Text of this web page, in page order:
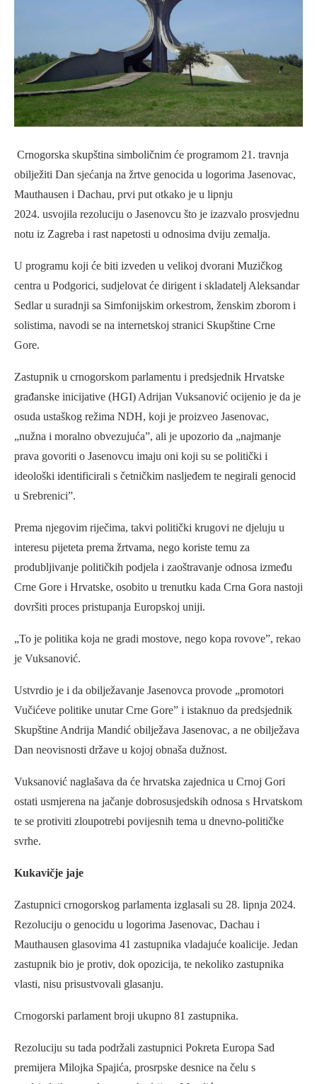
Crnogorska skupština simboličnim će programom 21. travnja
obilježiti Dan sjećanja na žrtve genocida u logorima Jasenovac,
Mauthausen i Dachau, prvi put otkako je u lipnju
2024. usvojila rezoluciju o Jasenovcu što je izazvalo prosvjednu
notu iz Zagreba i rast napetosti u odnosima dviju zemalja.
U programu koji će biti izveden u velikoj dvorani Muzičkog
centra u Podgorici, sudjelovat će dirigent i skladatelj Aleksandar
Sedlar u suradnji sa Simfonijskim orkestrom, ženskim zborom i
solistima, navodi se na internetskoj stranici Skupštine Crne
Gore.
Zastupnik u crnogorskom parlamentu i predsjednik Hrvatske
građanske inicijative (HGI) Adrijan Vuksanović ocijenio je da je
osuda ustaškog režima NDH, koji je proizveo Jasenovac,
„nužna i moralno obvezujuća”, ali je upozorio da „najmanje
prava govoriti o Jasenovcu imaju oni koji su se politički i
ideološki identificirali s četničkim nasljeđem te negirali genocid
u Srebrenici”.
Prema njegovim riječima, takvi politički krugovi ne djeluju u
interesu pijeteta prema žrtvama, nego koriste temu za
produbljivanje političkih podjela i zaoštravanje odnosa između
Crne Gore i Hrvatske, osobito u trenutku kada Crna Gora nastoji
dovršiti proces pristupanja Europskoj uniji.
„To je politika koja ne gradi mostove, nego kopa rovove”, rekao
je Vuksanović.
Ustvrdio je i da obilježavanje Jasenovca provode „promotori
Vučićeve politike unutar Crne Gore” i istaknuo da predsjednik
Skupštine Andrija Mandić obilježava Jasenovac, a ne obilježava
Dan neovisnosti države u kojoj obnaša dužnost.
Vuksanović naglašava da će hrvatska zajednica u Crnoj Gori
ostati usmjerena na jačanje dobrosusjedskih odnosa s Hrvatskom
te se protiviti zloupotrebi povijesnih tema u dnevno-političke
svrhe.
Kukavičje jaje
Zastupnici crnogorskog parlamenta izglasali su 28. lipnja 2024.
Rezoluciju o genocidu u logorima Jasenovac, Dachau i
Mauthausen glasovima 41 zastupnika vladajuće koalicije. Jedan
zastupnik bio je protiv, dok opozicija, te nekoliko zastupnika
vlasti, nisu prisustvovali glasanju.
Crnogorski parlament broji ukupno 81 zastupnika.
Rezoluciju su tada podržali zastupnici Pokreta Europa Sad
premijera Milojka Spajića, prosrpske desnice na čelu s